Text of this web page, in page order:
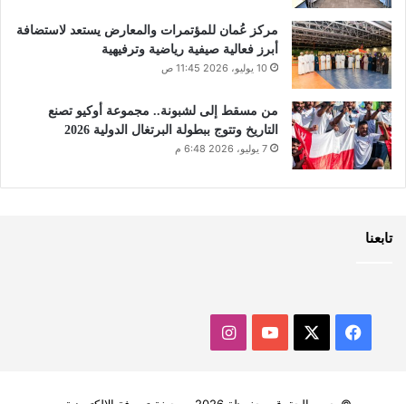
مركز عُمان للمؤتمرات والمعارض يستعد لاستضافة
أبرز فعالية صيفية رياضية وترفيهية
10 يوليو، 2026 11:45 ص
من مسقط إلى لشبونة.. مجموعة أوكيو تصنع
التاريخ وتتوج ببطولة البرتغال الدولية 2026
7 يوليو، 2026 6:48 م
تابعنا
فيسبوك ‫YouTubeانستقرام